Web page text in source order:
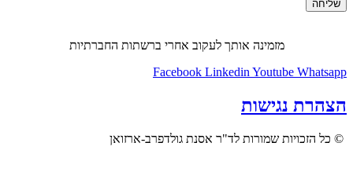
שליחה
מזמינה אותך לעקוב אחרי ברשתות החברתיות
Facebook Linkedin Youtube Whatsapp
הצהרת נגישות
© כל הזכויות שמורות לד"ר אסנת גולדפרב-ארזואן